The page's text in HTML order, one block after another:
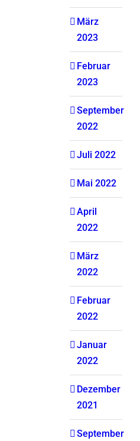
März
2023
Februar
2023
September
2022
Juli 2022
Mai 2022
April
2022
März
2022
Februar
2022
Januar
2022
Dezember
2021
September